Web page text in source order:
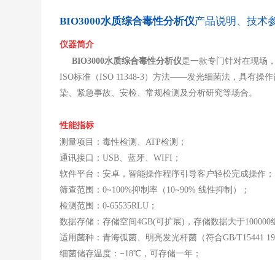
BIO3000水质综合毒性分析仪产品说明、技术
仪器简介
BIO3000水质综合毒性分析仪是一款专门针对在现场
ISO标准（ISO 11348-3）方法——发光细菌法，具有操
染、紧急事故、安检、常规检测及分析研究等场合。
性能指标
测量项目：毒性检测、ATP检测；
通讯接口：USB、蓝牙、WIFI；
软件平台：安卓，智能操作程序引导客户轻松完成操作；
筛查范围：0~100%抑制率（10~90% 线性抑制）；
检测范围：0-65535RLU；
数据存储：存储空间4GB(可扩展)，存储数据大于100000
适用菌种：青海弧菌、明亮发光杆菌（符合GB/T15441
细菌储存温度：−18℃，可存储一年；